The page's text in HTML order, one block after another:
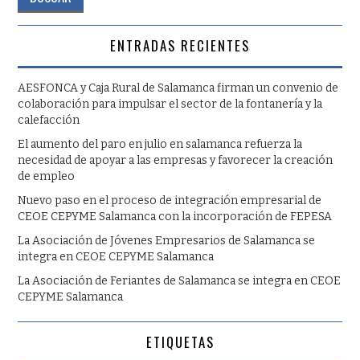
ENTRADAS RECIENTES
AESFONCA y Caja Rural de Salamanca firman un convenio de
colaboración para impulsar el sector de la fontanería y la
calefacción
El aumento del paro en julio en salamanca refuerza la
necesidad de apoyar a las empresas y favorecer la creación
de empleo
Nuevo paso en el proceso de integración empresarial de
CEOE CEPYME Salamanca con la incorporación de FEPESA
La Asociación de Jóvenes Empresarios de Salamanca se
integra en CEOE CEPYME Salamanca
La Asociación de Feriantes de Salamanca se integra en CEOE
CEPYME Salamanca
ETIQUETAS